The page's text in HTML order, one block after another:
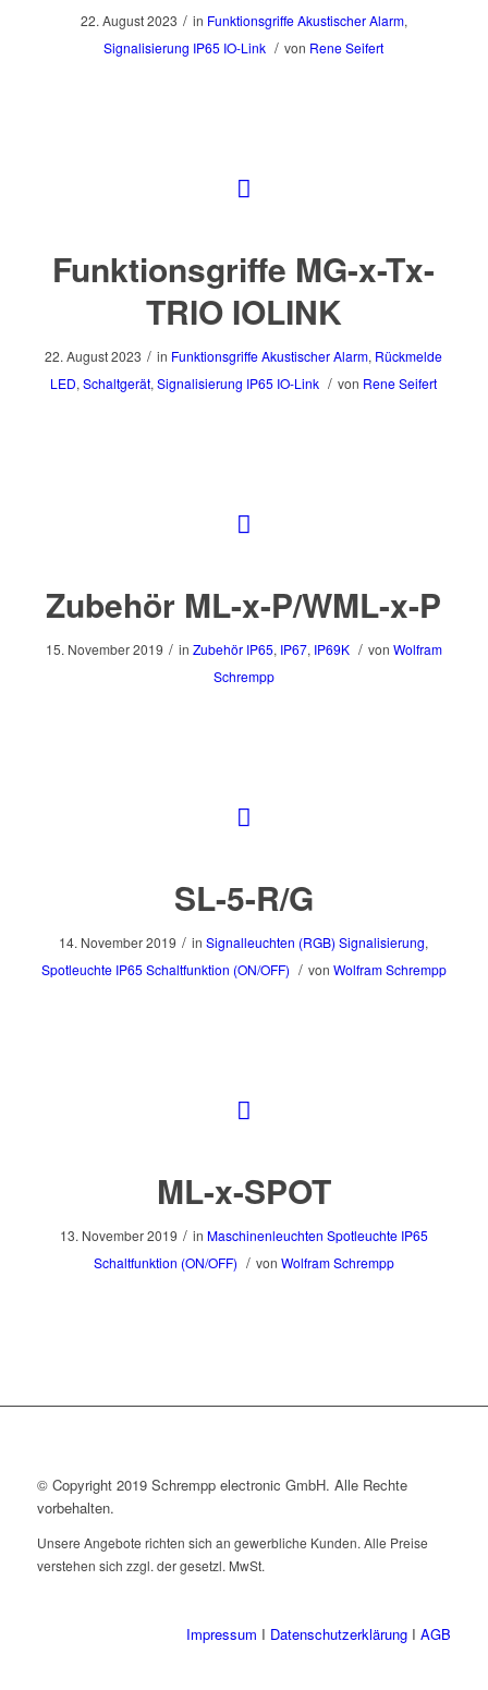
22. August 2023 / in FunktionsgriffeAkustischer Alarm,
Signalisierung IP65 IO-Link / von Rene Seifert
Funktionsgriffe MG-x-Tx-
TRIO IOLINK
22. August 2023 / in Funktionsgriffe Akustischer Alarm, Rückmelde
LED,Schaltgerät,Signalisierung IP65 IO-Link / von Rene Seifert
Zubehör ML-x-P/WML-x-P
15. November 2019 / in Zubehör IP65, IP67, IP69K / von Wolfram
Schrempp
SL-5-R/G
14. November 2019 / inSignalleuchten (RGB) Signalisierung,
Spotleuchte IP65Schaltfunktion (ON/OFF) / von Wolfram Schrempp
ML-x-SPOT
13. November 2019 / in Maschinenleuchten Spotleuchte IP65
Schaltfunktion (ON/OFF) / von Wolfram Schrempp
© Copyright 2019 Schrempp electronic GmbH. Alle Rechte
vorbehalten.
Unsere Angebote richten sich an gewerbliche Kunden. Alle Preise
verstehen sich zzgl. der gesetzl. MwSt.
Impressum I Datenschutzerklärung IAGB